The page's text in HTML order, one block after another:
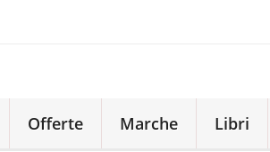
Offerte Marche Libri